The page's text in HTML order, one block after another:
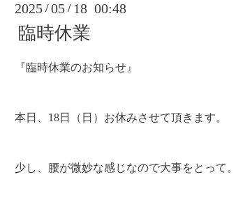
2025 /05 / 18 00:48
臨時休業
『臨時休業のお知らせ』
本日、18日（日）お休みさせて頂きます。
少し、腰が微妙な感じなので大事をとって。